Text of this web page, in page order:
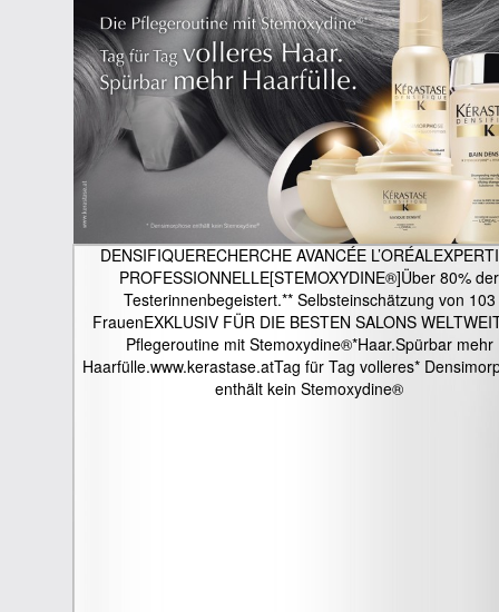
DENSIFIQUERECHERCHE AVANCÉE
PROFESSIONNELLE[STEMOXYDINE®]Über 80% der
Testerinnenbegeistert.** Selbsteinschätzung von 103
FrauenEXKLUSIV FÜR DIE BESTEN SALONS
Pflegeroutine mit Stemoxydine®*Haar.Spürbar mehr
Haarfülle.www.kerastase.atTag für Tag volleres*
enthält kein Stemoxydine®